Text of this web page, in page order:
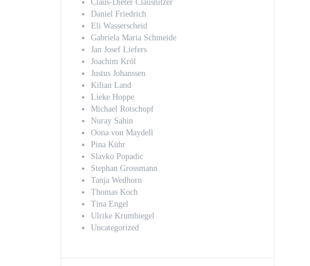
Claus-Dieter Clausnitzer
Daniel Friedrich
Eli Wasserscheid
Gabriela Maria Schmeide
Jan Josef Liefers
Joachim Król
Justus Johanssen
Kilian Land
Lieke Hoppe
Michael Rotschopf
Nuray Sahin
Oona von Maydell
Pina Kühr
Slavko Popadic
Stephan Grossmann
Tanja Wedhorn
Thomas Koch
Tina Engel
Ulrike Krumbiegel
Uncategorized